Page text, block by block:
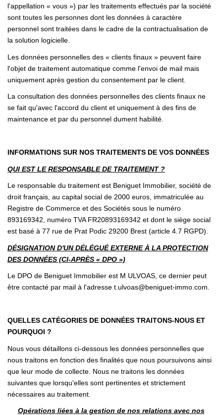
l'appellation « vous ») par les traitements effectués par la société
sont toutes les personnes dont les données à caractère
personnel sont traitées dans le cadre de la contractualisation de
la solution logicielle.
Les données personnelles des « clients finaux » peuvent faire
l'objet de traitement automatique comme l'envoi de mail mais
uniquement après gestion du consentement par le client.
La consultation des données personnelles des clients finaux ne
se fait qu'avec l'accord du client et uniquement à des fins de
maintenance et par du personnel dument habilité.
INFORMATIONS SUR NOS TRAITEMENTS DE VOS DONNÉES
QUI EST LE RESPONSABLE DE TRAITEMENT ?
Le responsable du traitement est Beniguet Immobilier, société de
droit français, au capital social de 2000 euros, immatriculée au
Registre de Commerce et des Sociétés sous le numéro
893169342, numéro TVA FR20893169342 et dont le siège social
est basé à 77 rue de Prat Podic 29200 Brest (article 4.7 RGPD).
DÉSIGNATION D'UN DÉLÉGUÉ EXTERNE À LA PROTECTION
DES DONNÉES (CI-APRÈS « DPO »)
Le DPO de Beniguet Immobilier est M ULVOAS, ce dernier peut
être contacté par mail à l'adresse t.ulvoas@beniguet-immo.com.
QUELLES CATÉGORIES DE DONNÉES TRAITONS-NOUS ET
POURQUOI ?
Nous vous détaillons ci-dessous les données personnelles que
nous traitons en fonction des finalités que nous poursuivons ainsi
que leur mode de collecte. Nous ne traitons les données
suivantes que lorsqu'elles sont pertinentes et strictement
nécessaires au traitement.
Opérations liées à la gestion de nos relations avec nos